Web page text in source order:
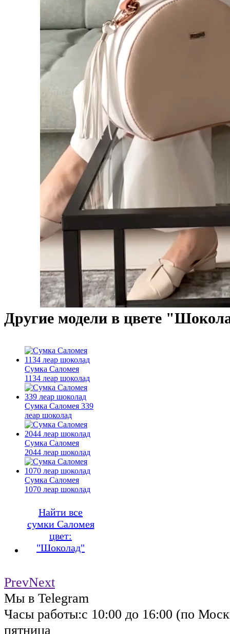
Другие модели в цвете
Сумка Саломея
1134 леар шоколад
Сумка Саломея 339
леар шоколад
Сумка Саломея
2044 леар шоколад
Сумка Саломея
1070 леар шоколад
Найти все
сумки Саломея
цвет:
"Шоколад"
PrevNext
Мы в Telegram
Часы работы:с 10:00 до 16:00 (по
пятница